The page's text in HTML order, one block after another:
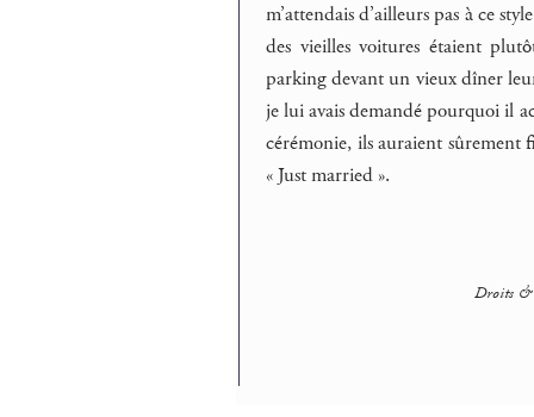
m’attendais d’ailleurs pas à ce
des vieilles voitures étaient
parking devant un vieux dîner
je lui avais demandé pourquoi il
cérémonie, ils auraient sûrement
« Just married ».
Droits &